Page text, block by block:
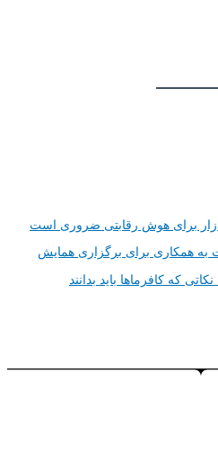
برای هوش رقابتی ضروری است
به همکاری برای برگزاری همایش
که کافرماها باید بدانند